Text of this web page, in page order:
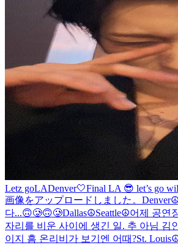
Letz goLADenver🤍Final LA 😎 let’s go
画像をアップロードしました。 Denver☮️
다...🙃🥲🙃🥲Dallas☮️Seattle☮️어제 공연
자리를 비운 사이에 생긴 일. 추 아님 김
이지 흠 온리비가 보기엔 어때?St.